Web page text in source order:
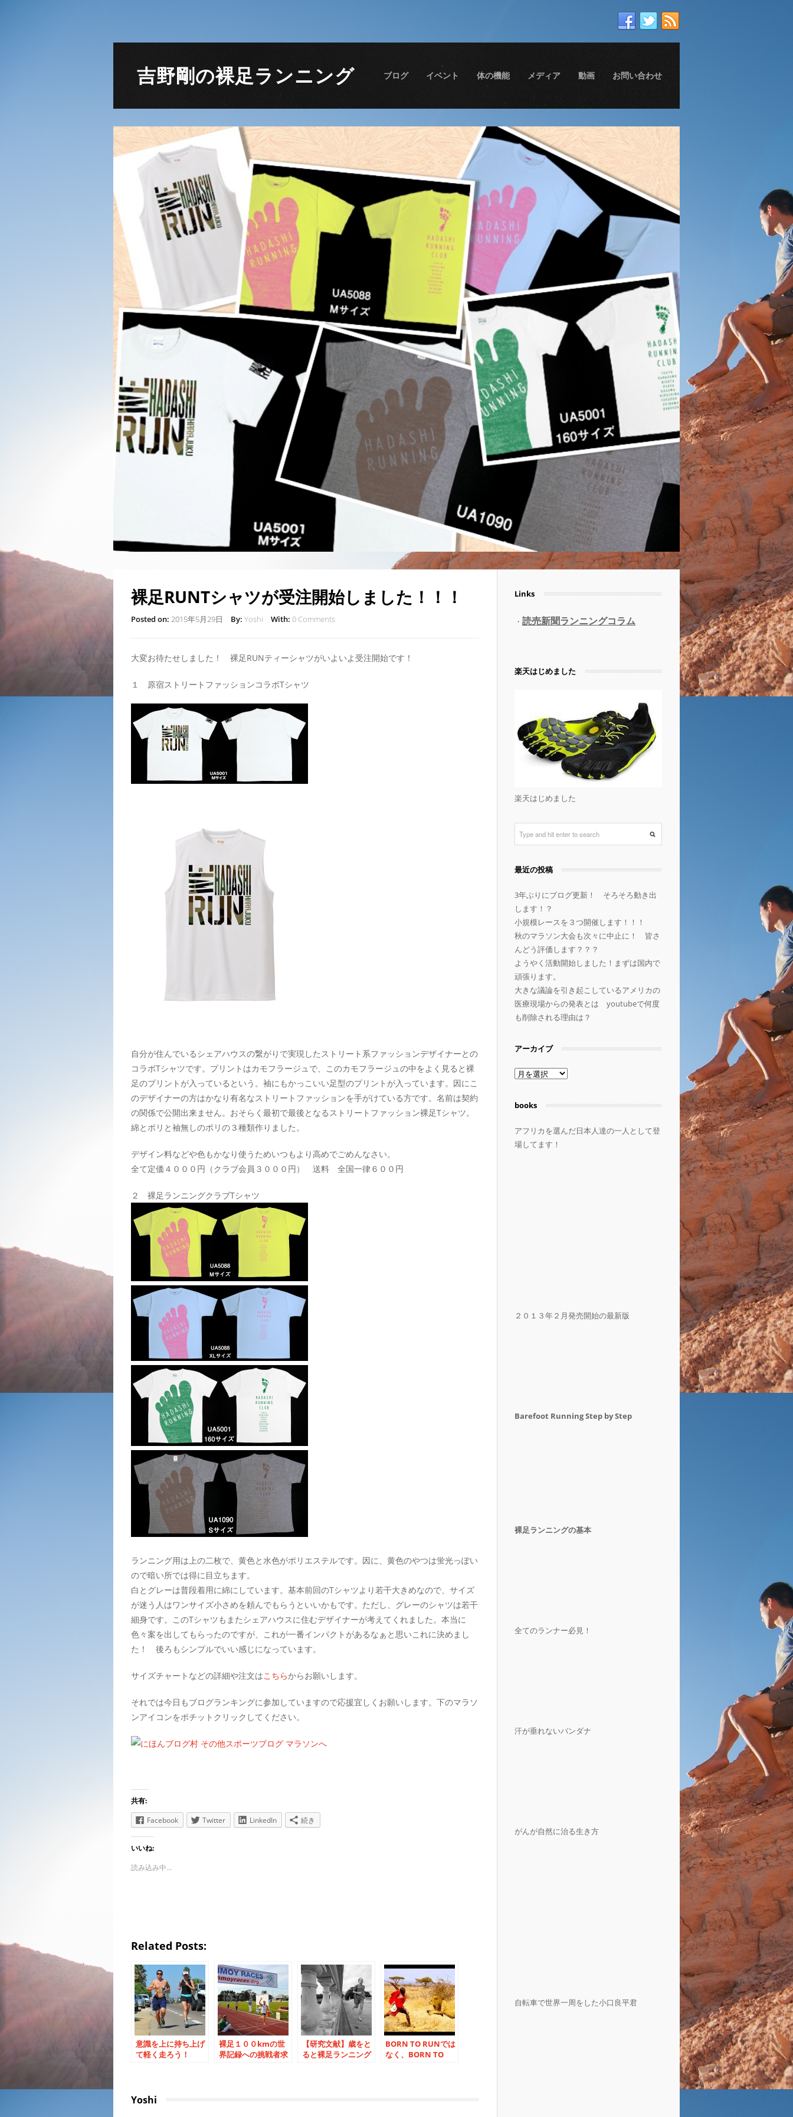
吉野剛の裸足ランニング ブログ イベント 体の機能 メディア 動画 お問い合わせ
裸足RUNTシャツが受注開始しました！！！
Posted on: 2015年5月29日 By: Yoshi With: 0 Comments
大変お待たせしました！ 裸足RUNティーシャツがいよいよ受注開始です！
１ 原宿ストリートファッションコラボTシャツ
自分が住んでいるシェアハウスの繋がりで実現したストリート系ファッションデザイナーとの
コラボTシャツです。プリントはカモフラージュで、このカモフラージュの中をよく見ると裸
足のプリントが入っているという。袖にもかっこいい足型のプリントが入っています。因にこ
のデザイナーの方はかなり有名なストリートファッションを手がけている方です。名前は契約
の関係で公開出来ません。おそらく最初で最後となるストリートファッション裸足Tシャツ。
綿とポリと袖無しのポリの３種類作りました。
デザイン料などや色もかなり使うためいつもより高めでごめんなさい。
全て定価４０００円（クラブ会員３０００円） 送料 全国一律６００円
２ 裸足ランニングクラブTシャツ
ランニング用は上の二枚で、黄色と水色がポリエステルです。因に、黄色のやつは蛍光っぽい
ので暗い所では得に目立ちます。
白とグレーは普段着用に綿にしています。基本前回のTシャツより若干大きめなので、サイズ
が迷う人はワンサイズ小さめを頼んでもらうといいかもです。ただし、グレーのシャツは若干
細身です。このTシャツもまたシェアハウスに住むデザイナーが考えてくれました。本当に
色々案を出してもらったのですが、これが一番インパクトがあるなぁと思いこれに決めまし
た！ 後ろもシンプルでいい感じになっています。
サイズチャートなどの詳細や注文はこちらからお願いします。
それでは今日もブログランキングに参加していますので応援宜しくお願いします。下のマラソ
ンアイコンをポチットクリックしてください。
共有:
Facebook
Twitter LinkedIn 続き
いいね:
読み込み中...
Related Posts:
意識を上に持ち上げ
て軽く走ろう！
裸足１００kmの世
界記録への挑戦者求
【研究文献】歳をと
ると裸足ランニング
BORN TO RUNでは
なく、BORN TO
Yoshi
Links
・ 読売新聞ランニングコラム
楽天はじめました
楽天はじめました
最近の投稿
3年ぶりにブログ更新！ そろそろ動き出
します！？
小規模レースを３つ開催します！！！
秋のマラソン大会も次々に中止に！ 皆さ
んどう評価します？？？
ようやく活動開始しました！まずは国内で
頑張ります。
大きな議論を引き起こしているアメリカの
医療現場からの発表とは youtubeで何度
も削除される理由は？
アーカイブ
ア
カ
ブ
books
アフリカを選んだ日本人達の一人として登
場してます！
２０１３年２月発売開始の最新版
Barefoot Running Step by Step
裸足ランニングの基本
全てのランナー必見！
汗が垂れないバンダナ
がんが自然に治る生き方
自転車で世界一周をした小口良平君